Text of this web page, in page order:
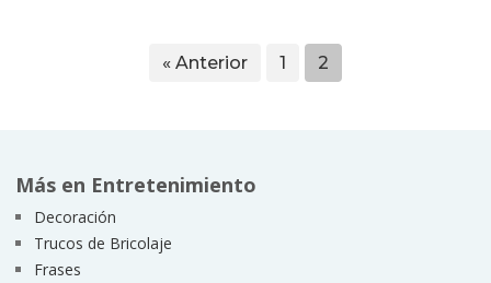
« Anterior 1 2
Más en Entretenimiento
Decoración
Trucos de Bricolaje
Frases